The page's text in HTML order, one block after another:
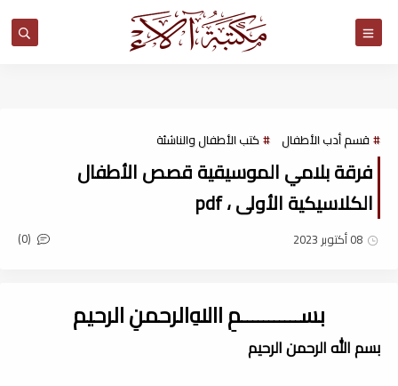
قسم أدب الأطفال كتب الأطفال والناشئة
فرقة بلامي الموسيقية قصص الأطفال
الكلاسيكية الأولى ، pdf
08 أكتوبر 2023 (0)
بســـــــــــمِ اﷲِالرحمنِ الرحيم
بسم الله الرحمن الرحيم